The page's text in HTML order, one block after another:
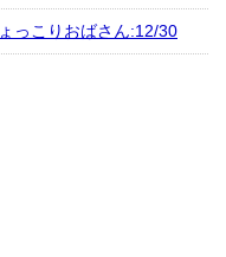
っこりおばさん:12/30